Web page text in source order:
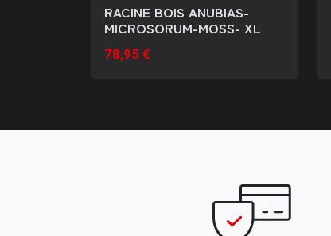
RACINE BOIS ANUBIAS-
MICROSORUM-MOSS- XL
78,95 €